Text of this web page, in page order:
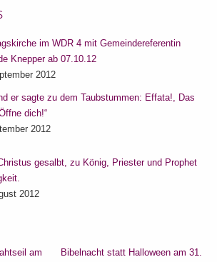
im WDR 4 mit Gemeindereferentin
Knepper ab 07.10.12
2012
er sagte zu dem Taubstummen: Effata!, Das
dich!“
2012
gesalbt, zu König, Priester und Prophet
2012
am
Bibelnacht statt Halloween am 31.